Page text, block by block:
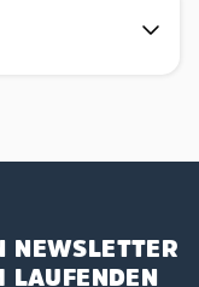
NEWSLETTER
LAUFENDEN